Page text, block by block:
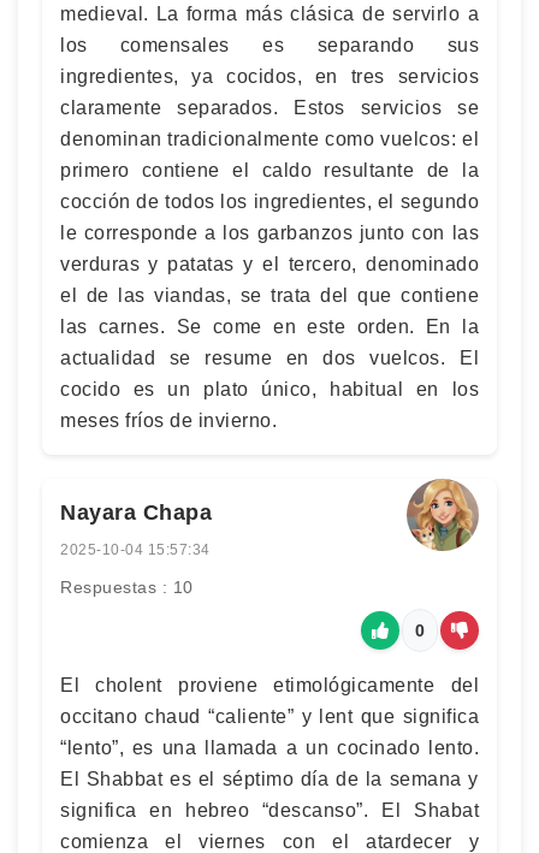
medieval. La forma más clásica de servirlo a
los comensales es separando sus
ingredientes, ya cocidos, en tres servicios
claramente separados. Estos servicios se
denominan tradicionalmente como vuelcos: el
primero contiene el caldo resultante de la
cocción de todos los ingredientes, el segundo
le corresponde a los garbanzos junto con las
verduras y patatas y el tercero, denominado
el de las viandas, se trata del que contiene
las carnes. Se come en este orden. En la
actualidad se resume en dos vuelcos. El
cocido es un plato único, habitual en los
meses fríos de invierno.
Nayara Chapa
2025-10-04 15:57:34
Respuestas : 10
0
El cholent proviene etimológicamente del
occitano chaud “caliente” y lent que significa
“lento”, es una llamada a un cocinado lento.
El Shabbat es el séptimo día de la semana y
significa en hebreo “descanso”. El Shabat
comienza el viernes con el atardecer y